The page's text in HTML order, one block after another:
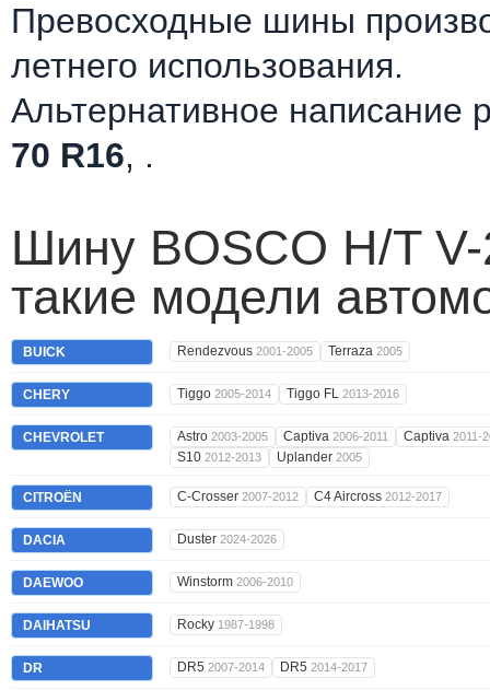
Превосходные шины
летнего использования.
Альтернативное написание
70 R16, .
Шину BOSCO H/T
такие модели
BUICK Rendezvous 2001-2005 Terraza 2005
CHERY Tiggo 2005-2014 Tiggo FL 2013-2016
CHEVROLET Astro 2003-2005 Captiva 2006-2011 Captiva 2011-
S10 2012-2013 Uplander 2005
CITROËN C-Crosser 2007-2012 C4 Aircross 2012-2017
DACIA Duster 2024-2026
DAEWOO Winstorm 2006-2010
DAIHATSU Rocky 1987-1998
DR DR5 2007-2014 DR5 2014-2017